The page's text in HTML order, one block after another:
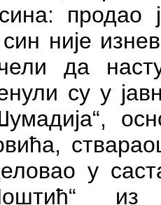
није
да
су у
у
из